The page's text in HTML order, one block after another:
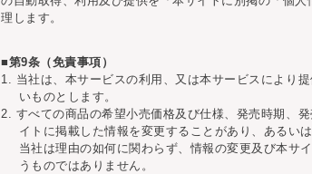
理します。
■第9条（免責事項）
1. 当社は、本サービスの利用、又は本サービスにより
いものとします。
2. すべての商品の希望小売価格及び仕様、発売時期、
イトに掲載した情報を変更することがあり、あるい
当社は理由の如何に関わらず、情報の変更及び本サ
うものではありません。